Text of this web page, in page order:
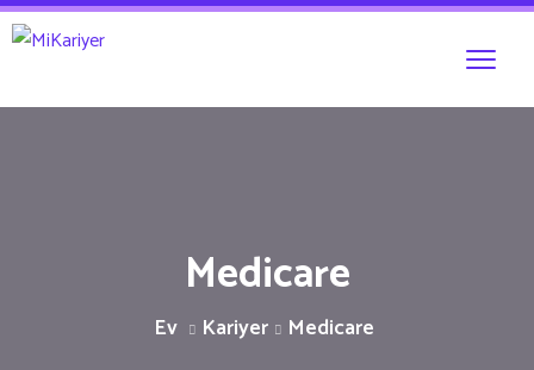
Medicare
Ev Kariyer Medicare